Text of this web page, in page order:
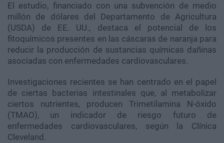
El estudio, financiado con una subvención de medio
millón de dólares del Departamento de Agricultura
(USDA) de EE. UU., destaca el potencial de los
fitoquímicos presentes en las cáscaras de naranja para
reducir la producción de sustancias químicas dañinas
asociadas con enfermedades cardiovasculares.
Investigaciones recientes se han centrado en el papel
de ciertas bacterias intestinales que, al metabolizar
ciertos nutrientes, producen Trimetilamina N-óxido
(TMAO), un indicador de riesgo futuro de
enfermedades cardiovasculares, según la Clínica
Cleveland.